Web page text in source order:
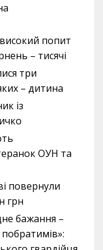
попит
– тисячі
три
– дитина
із
ОУН та
повернули
грн
бажання –